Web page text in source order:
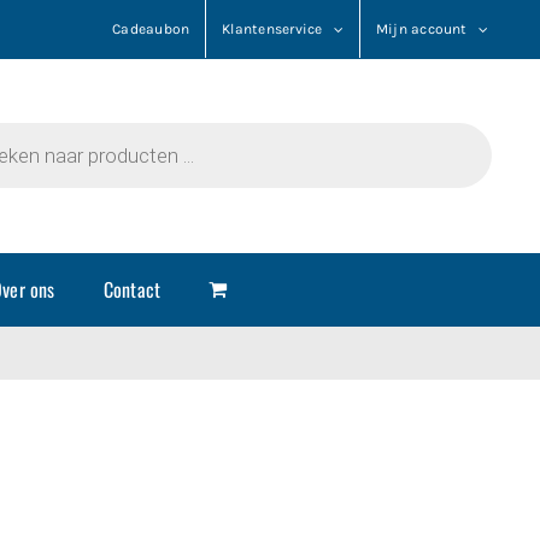
Cadeaubon Klantenservice Mijn account
ons Contact